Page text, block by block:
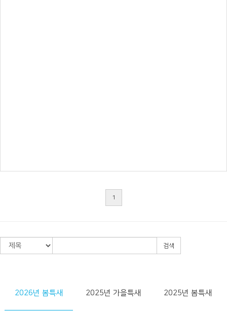
1
검색
2026년 봄특새 2025년 가을특새 2025년 봄특새